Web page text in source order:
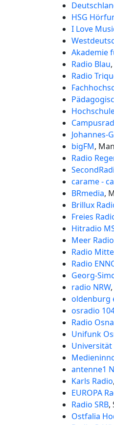
HSG
I Love
Akademie
Radio Blau
Radio
Johannes-
bigFM,
Radio
carame -
BRmedia,
Brillux
Freies
Hitradio
Meer Radio
Radio
Radio
Georg-
radio NRW
oldenburg
osradio
Radio
Unifunk
Universität
antenne1
Karls Radio
EUROPA
Radio SRB,
Ostfalia